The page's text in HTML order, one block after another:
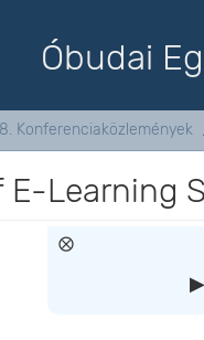
Óbudai
8. Konferenciaközlemények
E-Learning